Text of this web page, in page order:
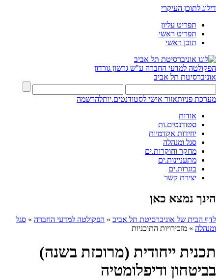
דילוג לתוכן העיקרי
תפריט עליון
תפריט ראשי
תוכן ראשי
הפקולטה למדעי החברה ע"ש גרשון גורדון
אוניברסיטת תל אביב
מערכת פניותאזור אישי לסטודנטים.יותלהרשמה
אודות
סטודנטים.ות
יחידות אקדמיות
סגל ומנהלה
מחקר וחוקרות.ים
מתעניינות.ים
בוגרות.ים
יצירת קשר
הינך נמצא כאן
לדף הבית של אוניברסיטת תל אביב » הפקולטה למדעי החברה » סגל
ומנהלה » מזכירויות התוכניות
תכנית ייחודית (מרוכזת בשנה)
בביטחון ודיפלומטיה